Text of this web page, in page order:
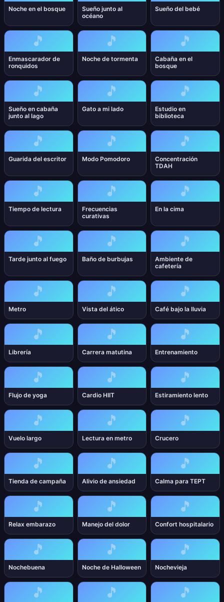
Noche en el bosque
Sueño junto al
océano
Sueño del bebé
🎵
Enmascarador de
ronquidos
🎵
Noche de tormenta
🎵
Cabaña en el
bosque
🎵
Sueño en cabaña
junto al lago
🎵
Gato a mi lado
🎵
Estudio en
biblioteca
🎵
Guarida del escritor
🎵
Modo Pomodoro
🎵
Concentración
TDAH
🎵
Tiempo de lectura
🎵
Frecuencias
curativas
🎵
En la cima
🎵
Tarde junto al fuego
🎵
Baño de burbujas
🎵
Ambiente de
cafetería
🎵
Metro
🎵
Vista del ático
🎵
Café bajo la lluvia
🎵
Librería
🎵
Carrera matutina
🎵
Entrenamiento
🎵
Flujo de yoga
🎵
Cardio HIIT
🎵
Estiramiento lento
🎵
Vuelo largo
🎵
Lectura en metro
🎵
Crucero
🎵
Tienda de campaña
🎵
Alivio de ansiedad
🎵
Calma para TEPT
🎵
Relax embarazo
🎵
Manejo del dolor
🎵
Confort hospitalario
🎵
Nochebuena
🎵
Noche de Halloween
🎵
Nochevieja
🎵 🎵 🎵